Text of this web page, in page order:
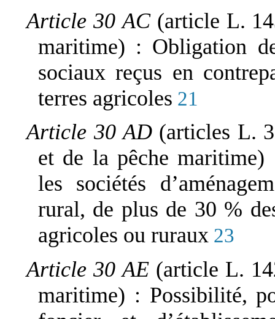
Article 30 AC (article L.
maritime) : Obligation
sociaux reçus en
terres agricoles 21
Article 30 AD (articles L.
et de la pêche maritime)
les sociétés
rural, de plus de 30 %
agricoles ou ruraux23
Article 30 AE (article L.
maritime) : Possibilité,